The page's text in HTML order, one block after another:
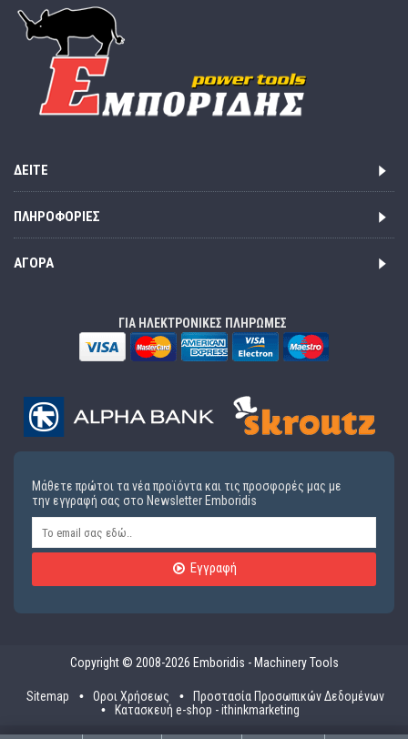
ΔΕΊΤΕ
ΠΛΗΡΟΦΟΡΊΕΣ
ΑΓΟΡΆ
ΓΙΑ ΗΛΕΚΤΡΟΝΙΚΕΣ ΠΛΗΡΩΜΕΣ
Μάθετε πρώτοι τα νέα προϊόντα και τις προσφορές μας με
την εγγραφή σας στο Newsletter Emboridis
Εγγραφή
Copyright © 2008-2026 Emboridis - Machinery Tools
Sitemap Οροι Χρήσεως
Προστασία Προσωπικών Δεδομένων
Κατασκευή e-shop - ithinkmarketing